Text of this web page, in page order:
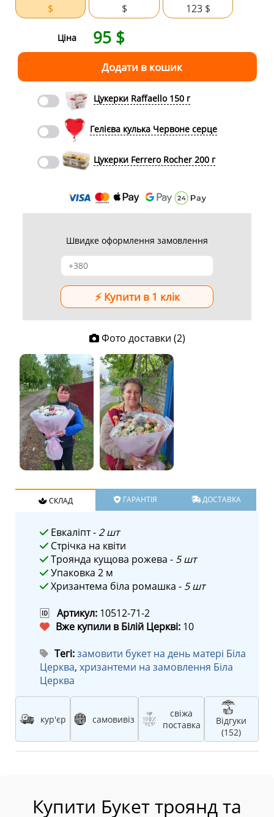
$
$
123 $
Ціна 95 $
Цукерки Raffaello 150 г
Гелієва кулька Червоне серце
Цукерки Ferrero Rocher 200 г
Швидке оформлення замовлення
Фото доставки (2)
СКЛАД ГАРАНТІЯ ДОСТАВКА
Евкаліпт -2 шт
Стрічка на квіти
Троянда кущова рожева - 5 шт
Упаковка 2 м
Хризантема біла ромашка - 5 шт
🆔 Артикул: 10512-71-2
Вже купили в Білій Церкві: 10
Тегі:замовити букет на день матері Біла
Церква, хризантеми на замовлення Біла
Церква
кур'єр самовивіз
свіжа
поставка
Відгуки
(152)
Купити Букет троянд та